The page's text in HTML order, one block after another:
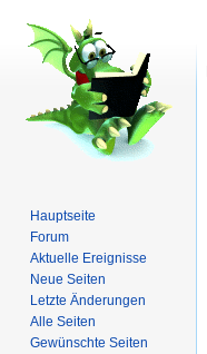
Hauptseite
Forum
Aktuelle Ereignisse
Neue Seiten
Letzte Änderungen
Alle Seiten
Gewünschte Seiten